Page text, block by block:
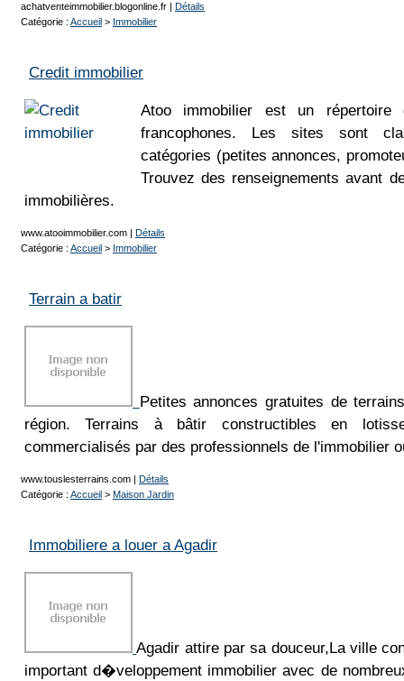
achatventeimmobilier.blogonline.fr | Détails
Catégorie : Accueil > Immobilier
Credit immobilier
Atoo immobilier est un répertoire
francophones. Les sites sont
catégories (petites annonces,
Trouvez des renseignements avant
immobilières.
www.atooimmobilier.com | Détails
Catégorie : Accueil > Immobilier
Terrain a batir
Petites annonces gratuites de
région. Terrains à bâtir constructibles en
commercialisés par des professionnels de l'immobilier
www.touslesterrains.com | Détails
Catégorie : Accueil > Maison Jardin
Immobiliere a louer a Agadir
Agadir attire par sa douceur,La ville
important d�veloppement immobilier avec de